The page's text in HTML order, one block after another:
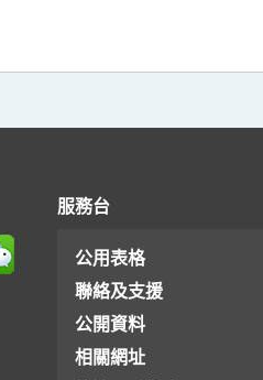
服務台
公用表格
聯絡及支援
公開資料
相關網址